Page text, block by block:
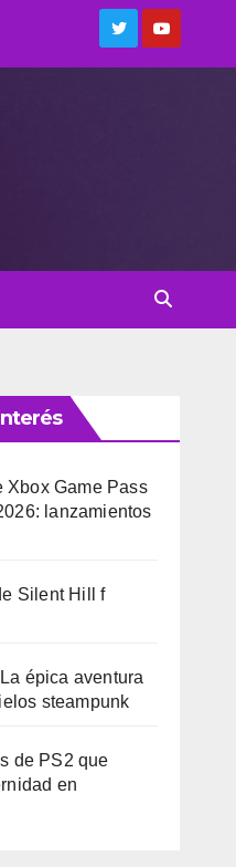
Xbox Game Pass
lanzamientos
Silent Hill f
épica aventura
steampunk
de PS2 que
en